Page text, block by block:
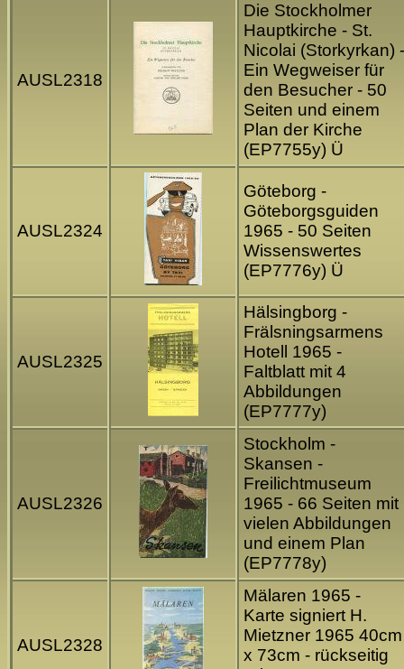
AUSL2318
Die Stockholmer
Hauptkirche - St.
Nicolai (Storkyrkan) -
Ein Wegweiser für
den Besucher - 50
Seiten und einem
Plan der Kirche
(EP7755y) Ü
AUSL2324
Göteborg -
Göteborgsguiden
1965 - 50 Seiten
Wissenswertes
(EP7776y) Ü
AUSL2325
Hälsingborg -
Frälsningsarmens
Hotell 1965 -
Faltblatt mit 4
Abbildungen
(EP7777y)
AUSL2326
Stockholm -
Skansen -
Freilichtmuseum
1965 - 66 Seiten mit
vielen Abbildungen
und einem Plan
(EP7778y)
AUSL2328
Mälaren 1965 -
Karte signiert H.
Mietzner 1965 40cm
x 73cm - rückseitig